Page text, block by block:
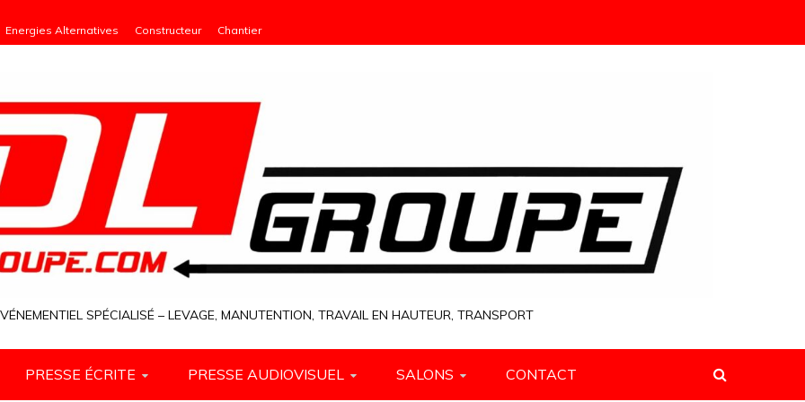
Energies Alternatives Constructeur Chantier
SPÉCIALISÉ – LEVAGE, MANUTENTION, TRAVAIL EN HAUTEUR, TRANSPORT
PRESSE ÉCRITE PRESSE AUDIOVISUEL SALONS CONTACT